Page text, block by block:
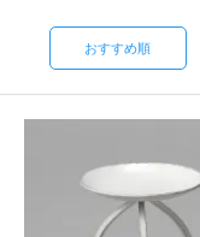
おすすめ順